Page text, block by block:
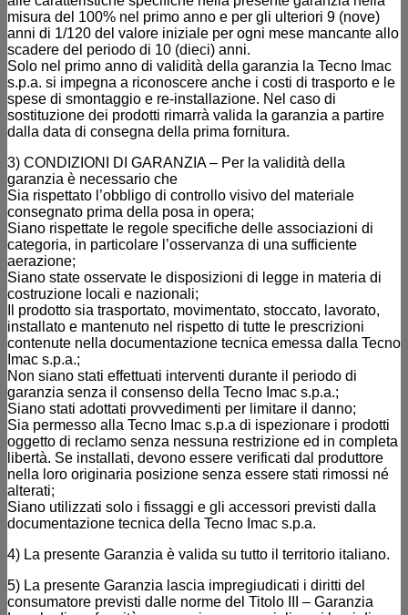
misura del 100% nel primo anno e per gli ulteriori 9 (nove)
anni di 1/120 del valore iniziale per ogni mese mancante allo
scadere del periodo di 10 (dieci) anni.
Solo nel primo anno di validità della garanzia la Tecno Imac
s.p.a. si impegna a riconoscere anche i costi di trasporto e le
spese di smontaggio e re-installazione. Nel caso di
sostituzione dei prodotti rimarrà valida la garanzia a partire
dalla data di consegna della prima fornitura.
3) CONDIZIONI DI GARANZIA – Per la validità della
garanzia è necessario che
Sia rispettato l’obbligo di controllo visivo del materiale
consegnato prima della posa in opera;
Siano rispettate le regole specifiche delle associazioni di
categoria, in particolare l’osservanza di una sufficiente
aerazione;
Siano state osservate le disposizioni di legge in materia di
costruzione locali e nazionali;
Il prodotto sia trasportato, movimentato, stoccato, lavorato,
installato e mantenuto nel rispetto di tutte le prescrizioni
contenute nella documentazione tecnica emessa dalla Tecno
Imac s.p.a.;
Non siano stati effettuati interventi durante il periodo di
garanzia senza il consenso della Tecno Imac s.p.a.;
Siano stati adottati provvedimenti per limitare il danno;
Sia permesso alla Tecno Imac s.p.a di ispezionare i prodotti
oggetto di reclamo senza nessuna restrizione ed in completa
libertà. Se installati, devono essere verificati dal produttore
nella loro originaria posizione senza essere stati rimossi né
alterati;
Siano utilizzati solo i fissaggi e gli accessori previsti dalla
documentazione tecnica della Tecno Imac s.p.a.
4) La presente Garanzia è valida su tutto il territorio italiano.
5) La presente Garanzia lascia impregiudicati i diritti del
consumatore previsti dalle norme del Titolo III – Garanzia